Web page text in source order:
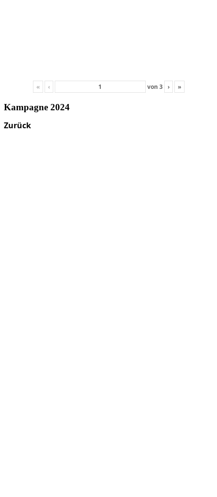
« ‹ von 3 › »
Kampagne 2024
Zurück